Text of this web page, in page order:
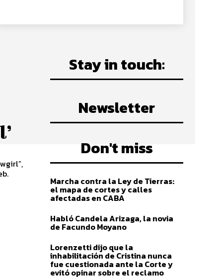
Stay in touch:
Newsletter
Don't miss
Marcha contra la Ley de Tierras:
el mapa de cortes y calles
afectadas en CABA
Habló Candela Arizaga, la novia
de Facundo Moyano
Lorenzetti dijo que la
inhabilitación de Cristina nunca
fue cuestionada ante la Corte y
evitó opinar sobre el reclamo